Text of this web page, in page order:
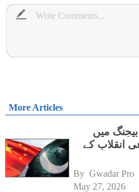
More Articles
میں
انقلاب کے
By Gwadar Pro
May 27, 2026